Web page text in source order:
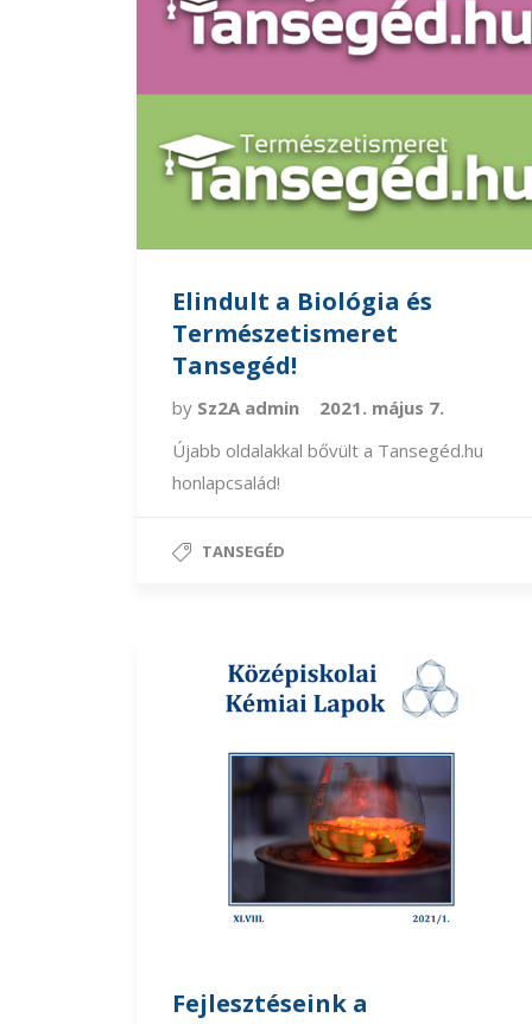
Elindult a Biológia és
Természetismeret
Tansegéd!
by Sz2A admin
2021. május 7.
Újabb oldalakkal bővült a Tansegéd.hu
honlapcsalád!
TANSEGÉD
Fejlesztéseink a